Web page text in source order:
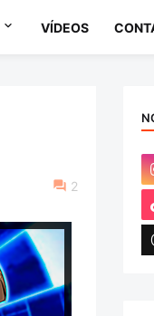
VÍDEOS
2